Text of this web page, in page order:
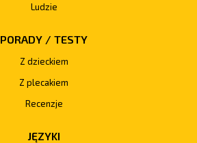
Ludzie
PORADY / TESTY
Z dzieckiem
Z plecakiem
Recenzje
JĘZYKI